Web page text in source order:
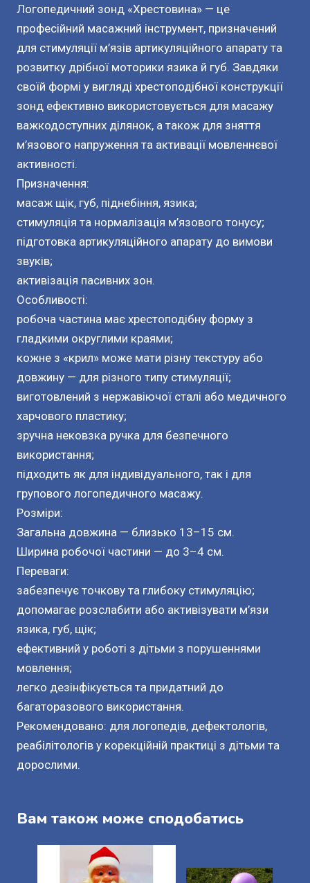
Логопедичний зонд «Хрестовина» — це
професійний масажний інструмент, призначений
для стимуляції м’язів артикуляційного апарату та
розвитку дрібної моторики язика й губ. Завдяки
своїй формі у вигляді хрестоподібної конструкції
зонд ефективно використовується для масажу
важкодоступних ділянок, а також для зняття
м’язового напруження та активації мовленнєвої
активності.
Призначення:
масаж щік, губ, піднебіння, язика;
стимуляція та нормалізація м’язового тонусу;
підготовка артикуляційного апарату до вимови
звуків;
активізація пасивних зон.
Особливості:
робоча частина має хрестоподібну форму з
гладкими округлими краями;
кожне з «крил» може мати різну текстуру або
довжину — для різного типу стимуляції;
виготовлений з нержавіючої сталі або медичного
харчового пластику;
зручна нековзка ручка для безпечного
використання;
підходить як для індивідуального, так і для
групового логопедичного масажу.
Розміри:
Загальна довжина — близько 13–15 см.
Ширина робочої частини — до 3–4 см.
Переваги:
забезпечує точкову та глибоку стимуляцію;
допомагає розслабити або активізувати м’язи
язика, губ, щік;
ефективний у роботі з дітьми з порушеннями
мовлення;
легко дезінфікується та придатний до
багаторазового використання.
Рекомендовано: для логопедів, дефектологів,
реабілітологів у корекційній практиці з дітьми та
дорослими.
Вам також може сподобатись